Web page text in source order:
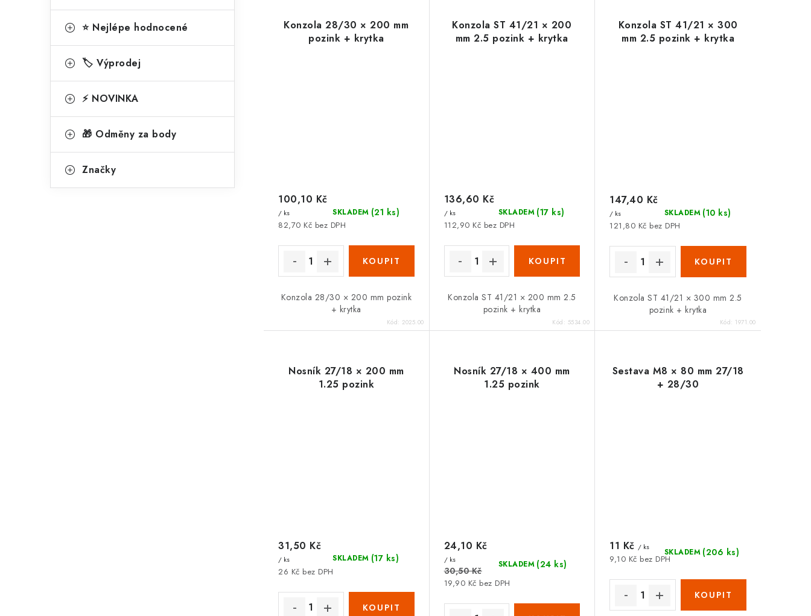
⭐ Nejlépe hodnocené
🏷️ Výprodej
⚡ NOVINKA
🎁 Odměny za body
Značky
Konzola 28/30 × 200 mm
pozink + krytka
SKLADEM (21 ks)
82,70 Kč bez DPH
100,10 Kč
/ ks
Konzola 28/30 × 200 mm pozink
+ krytka
Kód: 2025.00
Konzola ST 41/21 × 200
mm 2.5 pozink + krytka
SKLADEM (17 ks)
112,90 Kč bez DPH
136,60 Kč
/ ks
Konzola ST 41/21 × 200 mm 2.5
pozink + krytka
Kód: 5534.00
Konzola ST 41/21 × 300
mm 2.5 pozink + krytka
SKLADEM (10 ks)
121,80 Kč bez DPH
147,40 Kč
/ ks
Konzola ST 41/21 × 300 mm 2.5
pozink + krytka
Kód: 1971.00
Nosník 27/18 × 200 mm
1.25 pozink
SKLADEM (17 ks)
26 Kč bez DPH
31,50 Kč
/ ks
Nosník 27/18 × 400 mm
1.25 pozink
SKLADEM (24 ks)
19,90 Kč bez DPH
24,10 Kč
/ ks
30,50 Kč
Sestava M8 × 80 mm 27/18
+ 28/30
SKLADEM (206 ks)
9,10 Kč bez DPH
11 Kč / ks